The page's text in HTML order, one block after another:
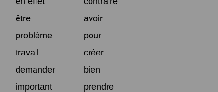
être
avoir
problème
pour
travail
créer
demander
bien
important
prendre